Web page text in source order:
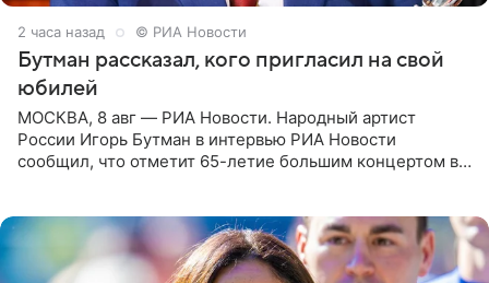
2 часа назад © РИА Новости
Бутман рассказал, кого пригласил на свой
юбилей
МОСКВА, 8 авг — РИА Новости. Народный артист
России Игорь Бутман в интервью РИА Новости
сообщил, что отметит 65-летие большим концертом в